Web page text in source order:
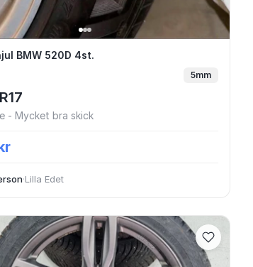
7.5x17 ET32 72.6 + 225/60 R17
hjul BMW 520D 4st.
BMW 520D 4st.
5mm
- Mycket bra skick
·Lilla Edet